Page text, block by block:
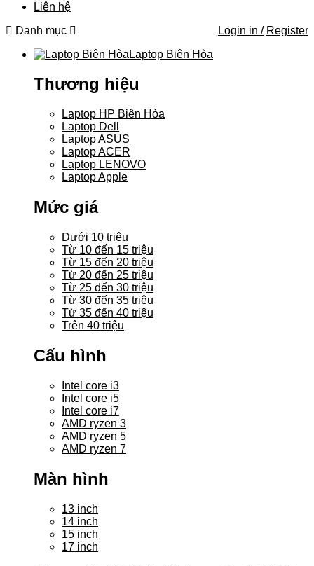
Liên hệ
Login in / Register
Danh mục
Laptop Biên Hòa
Thương hiệu
Laptop HP Biên Hòa
Laptop Dell
Laptop ASUS
Laptop ACER
Laptop LENOVO
Laptop Apple
Mức giá
Dưới 10 triệu
Từ 10 đến 15 triệu
Từ 15 đến 20 triệu
Từ 20 đến 25 triệu
Từ 25 đến 30 triệu
Từ 30 đến 35 triệu
Từ 35 đến 40 triệu
Trên 40 triệu
Cấu hình
Intel core i3
Intel core i5
Intel core i7
AMD ryzen 3
AMD ryzen 5
AMD ryzen 7
Màn hình
13 inch
14 inch
15 inch
17 inch